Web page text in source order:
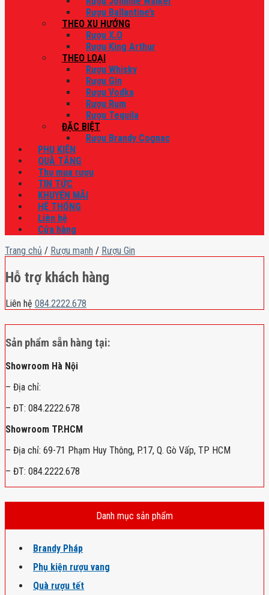
Rượu Ballantine’s
THEO XU HƯỚNG
Rượu X.O
Rượu King Arthur
THEO LOẠI
Rượu Whisky
Rượu Gin
Rượu Vodka
Rượu Rum
Rượu Tequila
ĐẶC BIỆT
Rượu Brandy Cognac
PHỤ KIỆN
QUÀ TẶNG
Thu mua rượu
TIN TỨC
KHUYẾN MÃI
HỆ THỐNG
Liên hệ
Cửa hàng
Trang chủ / Rượu mạnh / Rượu Gin
Hỗ trợ khách hàng
Liên hệ 084.2222.678
Sản phẩm sẵn hàng tại:
Showroom Hà Nội
– Địa chỉ:
– ĐT: 084.2222.678
Showroom TP.HCM
– Địa chỉ: 69-71 Phạm Huy Thông, P.17, Q. Gò Vấp, TP HCM
– ĐT: 084.2222.678
Danh mục sản phẩm
Brandy Pháp
Phụ kiện rượu vang
Quà rượu tết